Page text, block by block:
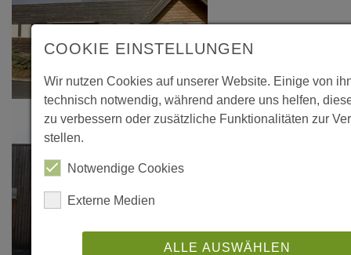
COOKIE EINSTELLUNGEN
Wir nutzen Cookies auf unserer Website. Einige von
technisch notwendig, während andere uns helfen,
zu verbessern oder zusätzliche Funktionalitäten zur
stellen.
Notwendige Cookies
Externe Medien
ALLE AUSWÄHLEN